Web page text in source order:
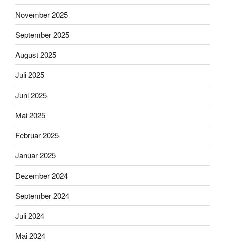
November 2025
September 2025
August 2025
Juli 2025
Juni 2025
Mai 2025
Februar 2025
Januar 2025
Dezember 2024
September 2024
Juli 2024
Mai 2024